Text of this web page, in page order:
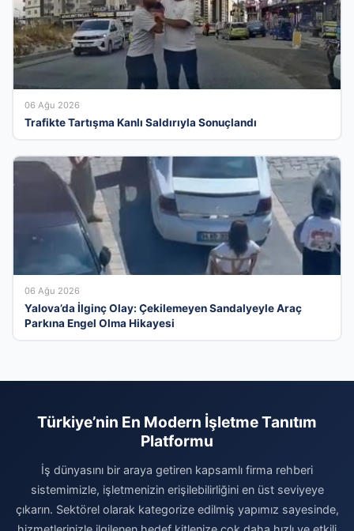
06 Ağu 2026
Trafikte Tartışma Kanlı Saldırıyla Sonuçlandı
06 Ağu 2026
Yalova’da İlginç Olay: Çekilemeyen Sandalyeyle Araç
Parkına Engel Olma Hikayesi
Türkiye’nin En Modern İşletme Tanıtım
Platformu
İş dünyasını bir araya getiren kapsamlı firma rehberi
sistemimizle, işletmenizin erişilebilirliğini en üst seviyeye
çıkarın. Sektörel olarak kategorize edilmiş yapımız sayesinde,